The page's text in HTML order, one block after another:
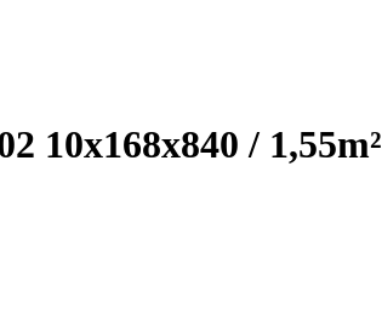
10x168x840 / 1,55m²